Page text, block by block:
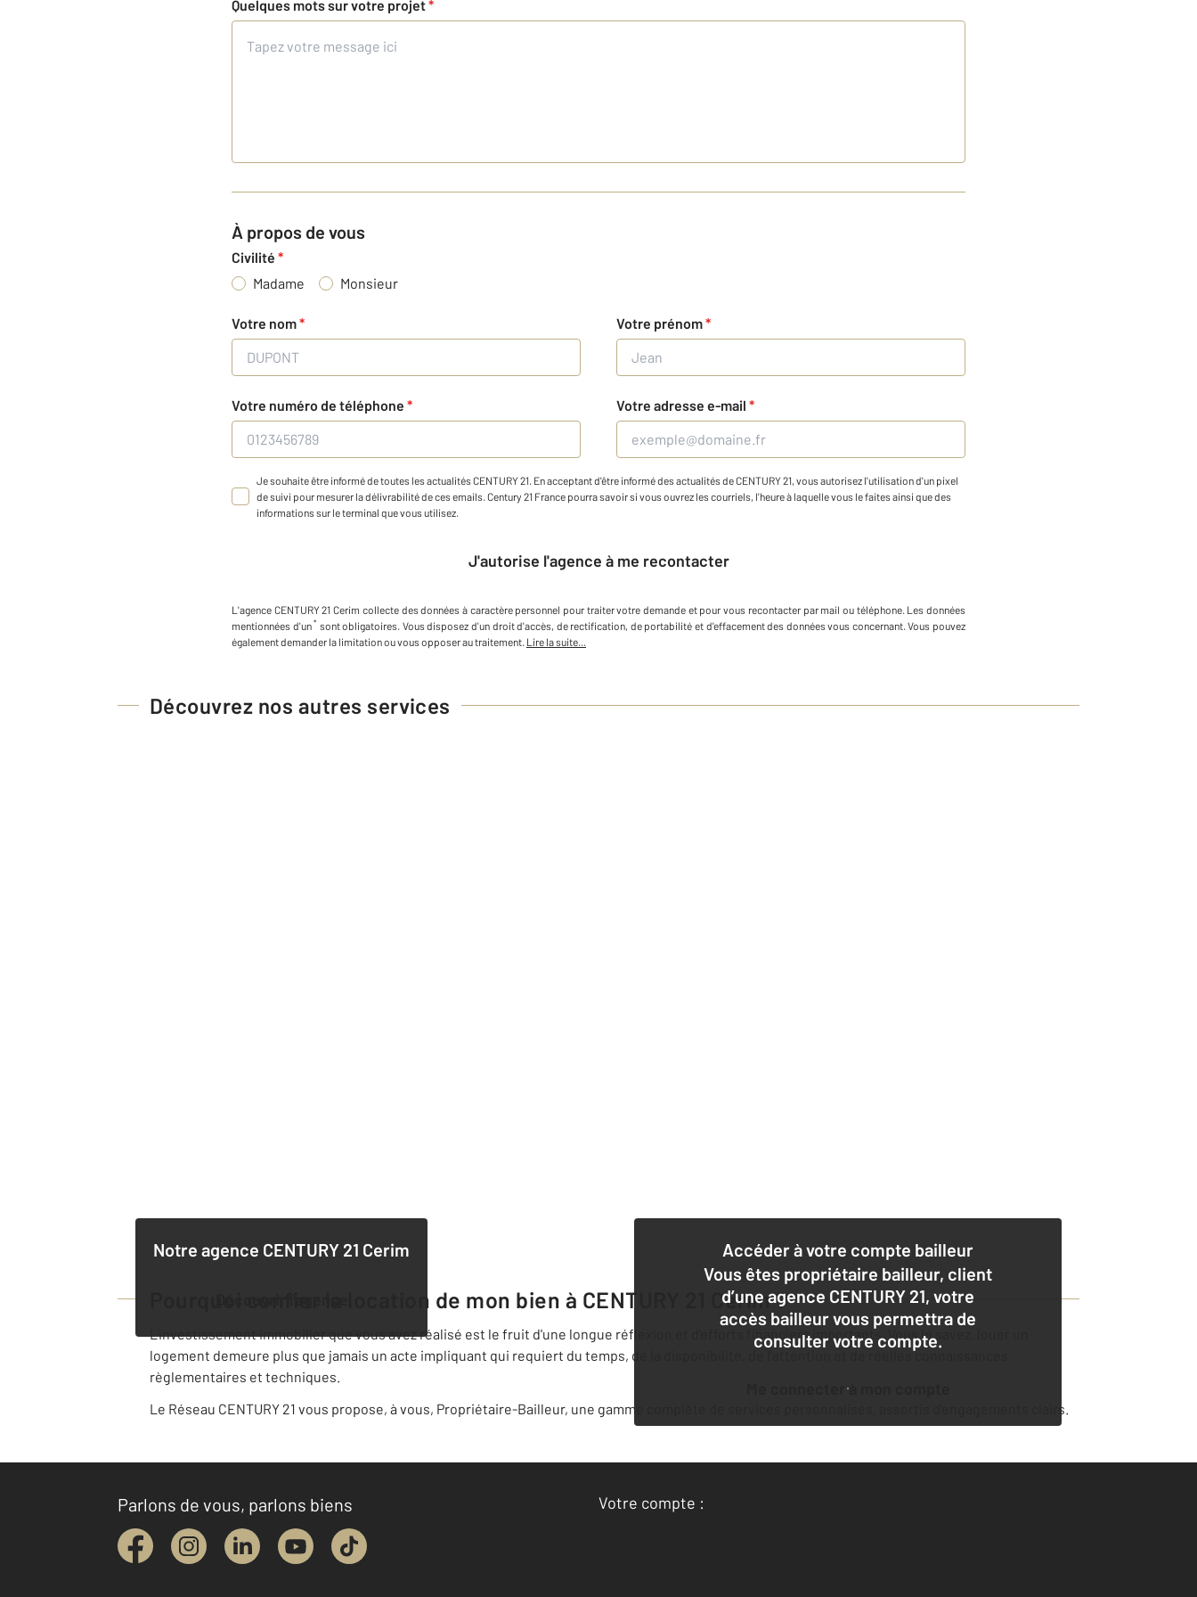
Quelques mots sur votre projet*
À propos de vous
Civilité *
Madame
Monsieur
Votre nom* Votre prénom*
Votre numéro de téléphone * Votre adresse e-mail *
Je souhaite être informé de toutes les actualités CENTURY 21. En acceptant d'être informé des actualités de CENTURY 21, vous autorisez l'utilisation d'un pixel
de suivi pour mesurer la délivrabilité de ces emails. Century 21 France pourra savoir si vous ouvrez les courriels, l'heure à laquelle vous le faites ainsi que des
informations sur le terminal que vous utilisez.
J'autorise l'agence à me recontacter
L'agence CENTURY 21 Cerim collecte des données à caractère personnel pour traiter votre demande et pour vous recontacter par mail ou téléphone. Les données
mentionnées d'un * sont obligatoires. Vous disposez d'un droit d'accès, de rectification, de portabilité et d'effacement des données vous concernant. Vous pouvez
également demander la limitation ou vous opposer au traitement. Lire la suite...
Découvrez nos autres services
Notre agence CENTURY 21 Cerim
Accéder à votre compte bailleur
Vous êtes propriétaire bailleur, client
d’une agence CENTURY 21, votre
accès bailleur vous permettra de
consulter votre compte.
Me connecter à mon compte
Pourquoi confier la location de mon bien à CENTURY 21 Cerim?
L'investissement immobilier que vous avez réalisé est le fruit d'une longue réflexion et d'efforts financiers importants. Vous le savez, louer un
logement demeure plus que jamais un acte impliquant qui requiert du temps, de la disponibilité, de l'attention et de réelles connaissances
règlementaires et techniques.
Le Réseau CENTURY 21 vous propose, à vous, Propriétaire-Bailleur, une gamme complète de services personnalisés, assortis d'engagements clairs.
Parlons de vous, parlons biens
Votre compte :
Accéder à mon compte